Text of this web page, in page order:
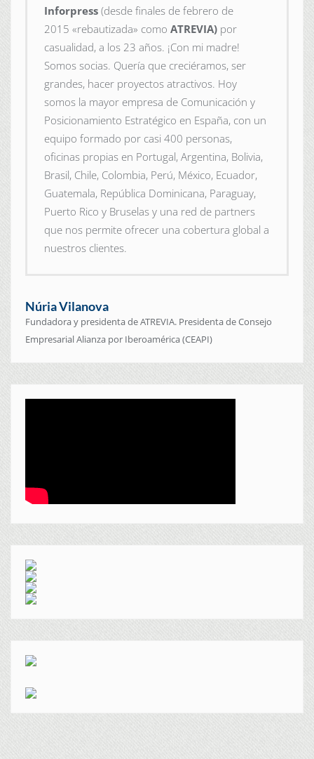
Inforpress (desde finales de febrero de
2015 «rebautizada» como ATREVIA) por
casualidad, a los 23 años. ¡Con mi madre!
Somos socias. Quería que creciéramos, ser
grandes, hacer proyectos atractivos. Hoy
somos la mayor empresa de Comunicación y
Posicionamiento Estratégico en España, con un
equipo formado por casi 400 personas,
oficinas propias en Portugal, Argentina, Bolivia,
Brasil, Chile, Colombia, Perú, México, Ecuador,
Guatemala, República Dominicana, Paraguay,
Puerto Rico y Bruselas y una red de partners
que nos permite ofrecer una cobertura global a
nuestros clientes.
Núria Vilanova
Fundadora y presidenta de ATREVIA. Presidenta de Consejo
Empresarial Alianza por Iberoamérica (CEAPI)